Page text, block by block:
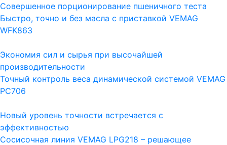
Совершенное порционирование пшеничного теста
Быстро, точно и без масла с приставкой VEMAG
WFK863
Экономия сил и сырья при высочайшей
производительности
Точный контроль веса динамической системой VEMAG
PC706
Новый уровень точности встречается с
эффективностью
Сосисочная линия VEMAG LPG218 – решающее